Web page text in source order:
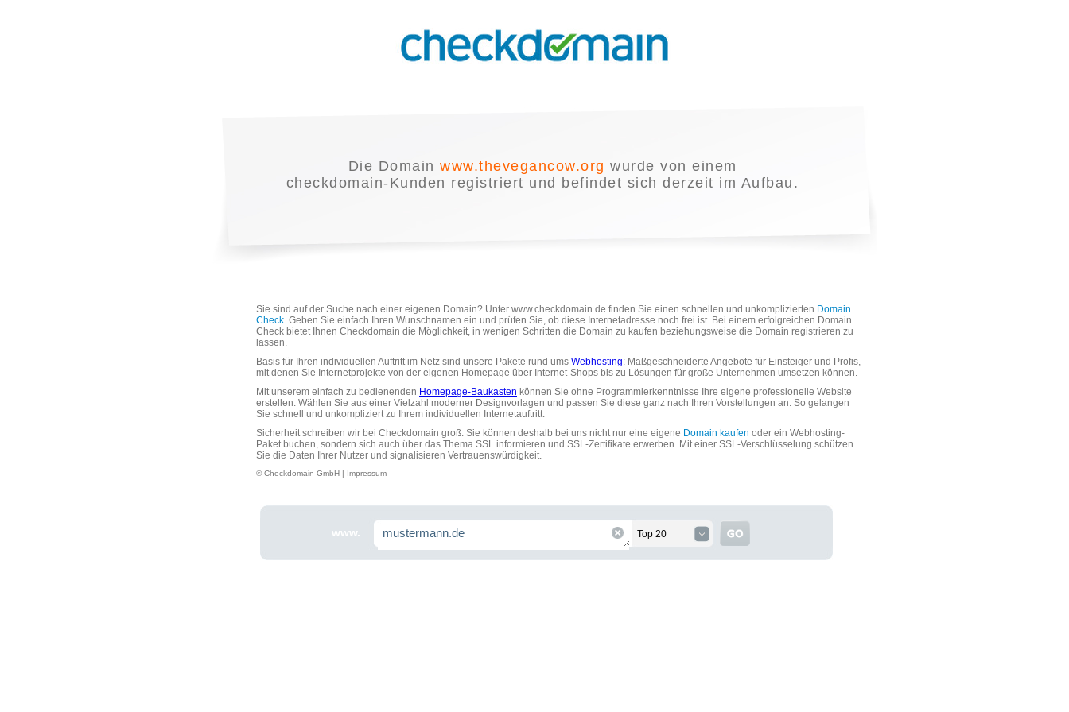
Die Domain www.thevegancow.org wurde von einem
checkdomain-Kunden registriert und befindet sich derzeit im Aufbau.
Sie sind auf der Suche nach einer eigenen Domain? Unter www.checkdomain.de finden Sie einen schnellen und unkomplizierten Domain
Check. Geben Sie einfach Ihren Wunschnamen ein und prüfen Sie, ob diese Internetadresse noch frei ist. Bei einem erfolgreichen Domain
Check bietet Ihnen Checkdomain die Möglichkeit, in wenigen Schritten die Domain zu kaufen beziehungsweise die Domain registrieren zu
lassen.
Basis für Ihren individuellen Auftritt im Netz sind unsere Pakete rund ums Webhosting: Maßgeschneiderte Angebote für Einsteiger und Profis,
mit denen Sie Internetprojekte von der eigenen Homepage über Internet-Shops bis zu Lösungen für große Unternehmen umsetzen können.
Mit unserem einfach zu bedienenden Homepage-Baukasten können Sie ohne Programmierkenntnisse Ihre eigene professionelle Website
erstellen. Wählen Sie aus einer Vielzahl moderner Designvorlagen und passen Sie diese ganz nach Ihren Vorstellungen an. So gelangen
Sie schnell und unkompliziert zu Ihrem individuellen Internetauftritt.
Sicherheit schreiben wir bei Checkdomain groß. Sie können deshalb bei uns nicht nur eine eigene Domain kaufen oder ein Webhosting-
Paket buchen, sondern sich auch über das Thema SSL informieren und SSL-Zertifikate erwerben. Mit einer SSL-Verschlüsselung schützen
Sie die Daten Ihrer Nutzer und signalisieren Vertrauenswürdigkeit.
© Checkdomain GmbH | Impressum
www. Top 20